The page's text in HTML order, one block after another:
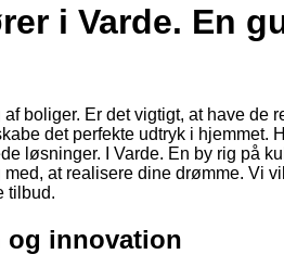
i Varde. En
boliger. Er det vigtigt, at have de
det perfekte udtryk i hjemmet.
løsninger. I Varde. En by rig på
at realisere dine drømme. Vi
tilbud.
og innovation